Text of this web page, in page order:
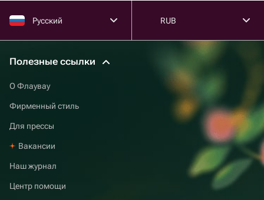
Русский RUB
Полезные ссылки
О Флаувау
Фирменный стиль
Для прессы
Вакансии
Наш журнал
Центр помощи